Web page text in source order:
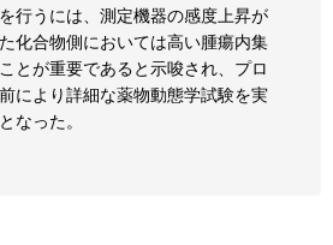
行うには、測定機器の感度上昇が
化合物側においては高い腫瘍内集
とが重要であると示唆され、プロ
により詳細な薬物動態学試験を実
なった。